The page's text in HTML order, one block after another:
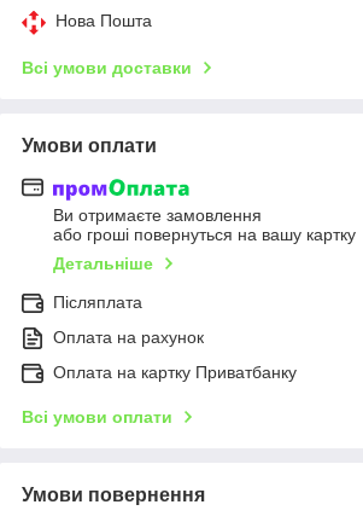
Нова Пошта
Всі умови доставки
Умови оплати
Ви отримаєте замовлення
або гроші повернуться на вашу картку
Детальніше
Післяплата
Оплата на рахунок
Оплата на картку Приватбанку
Всі умови оплати
Умови повернення